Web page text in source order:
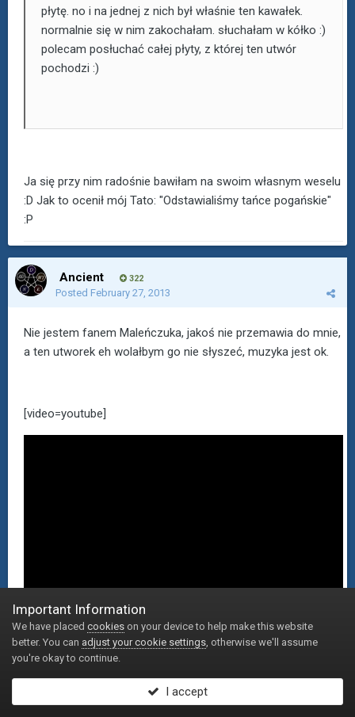
płytę. no i na jednej z nich był właśnie ten kawałek.
normalnie się w nim zakochałam. słuchałam w kółko :)
polecam posłuchać całej płyty, z której ten utwór
pochodzi :)
Ja się przy nim radośnie bawiłam na swoim własnym weselu
:D Jak to ocenił mój Tato: "Odstawialiśmy tańce pogańskie"
:P
Ancient 322
Posted February 27, 2013
Nie jestem fanem Maleńczuka, jakoś nie przemawia do mnie,
a ten utworek eh wolałbym go nie słyszeć, muzyka jest ok.
[video=youtube]
Mój jeden z pierwszych utworków, najbardziej ukochany,
poznany przez przypadek. :)
Important Information
We have placed cookies on your device to help make this website
better. You can adjust your cookie settings, otherwise we'll assume
you're okay to continue.
I accept